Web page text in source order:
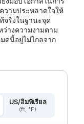
วามประหลาดใจให้
จริงในฐานะจุด
างความงามตาม
ดนี้อยู่ไม่ไกลจาก
US/อิมพีเรียล
(ft, °F)